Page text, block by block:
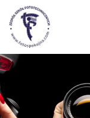
treści